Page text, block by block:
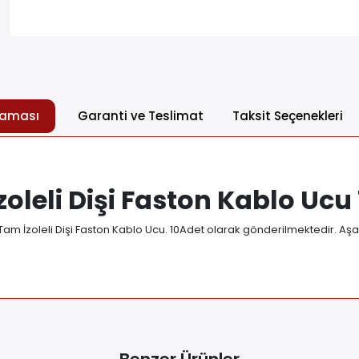
Garanti ve Teslimat Taksit Seçenekleri
Dişi Faston Kablo Ucu
Tam İzoleli Dişi Faston Kablo Ucu. 10Adet olarak gönderilmektedir.